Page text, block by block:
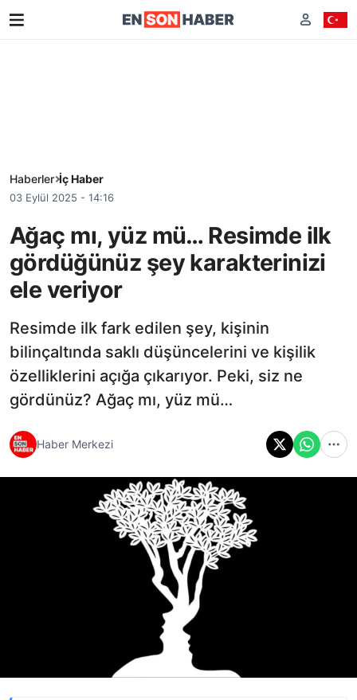
Haberler İç Haber
03 Eylül 2025 - 14:16
Ağaç mı, yüz mü… Resimde ilk
gördüğünüz şey karakterinizi
ele veriyor
Resimde ilk fark edilen şey, kişinin
bilinçaltında saklı düşüncelerini ve kişilik
özelliklerini açığa çıkarıyor. Peki, siz ne
gördünüz? Ağaç mı, yüz mü…
Haber Merkezi